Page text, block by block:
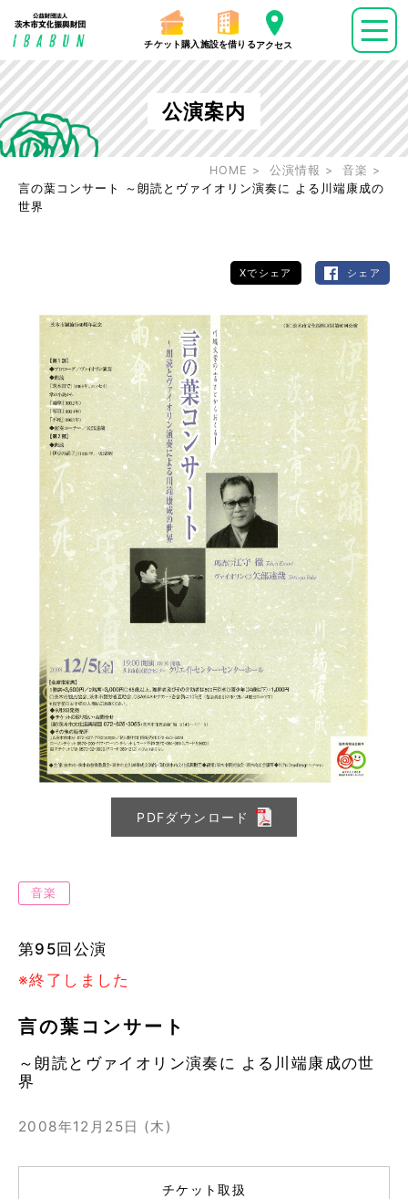
チケット購入 施設を借りるアクセス
公演案内
HOME 公演情報
音楽
言の葉コンサート ～朗読とヴァイオリン演奏に よる川端康成の
世界
Xでシェア シェア
PDFダウンロード
音楽
第95回公演
※終了しました
言の葉コンサート
～朗読とヴァイオリン演奏に よる川端康成の世
界
2008年12月25日 (木)
チケット取扱